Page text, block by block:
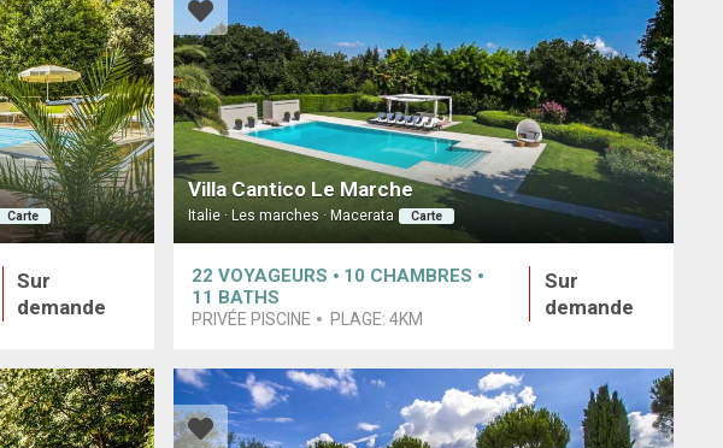
Carte
Sur
demande
Villa Cantico Le Marche
Italie · Les marches · Macerata Carte
22 VOYAGEURS 10 CHAMBRES
11 BATHS
PRIVÉE PISCINE PLAGE: 4KM
Sur
demande